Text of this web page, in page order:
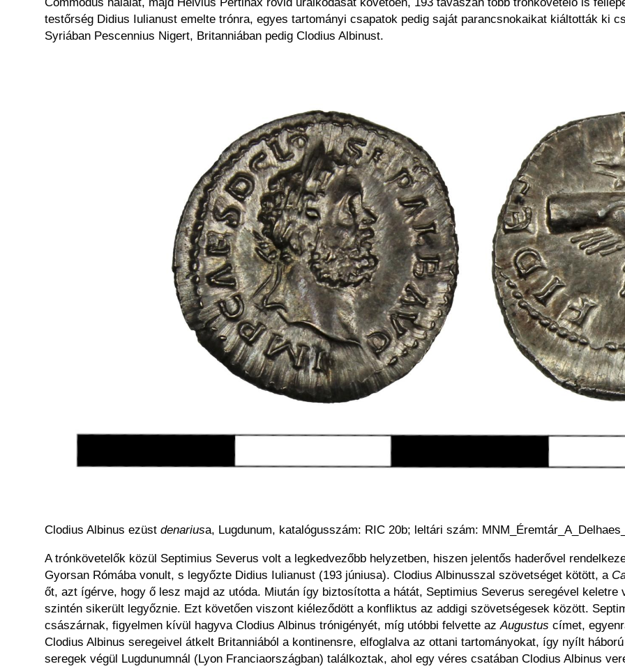
testőrség Didius Iulianust emelte trónra, egyes tartományi csapatok pedig saját parancsnokaikat kiáltották ki
Syriában Pescennius Nigert, Britanniában pedig Clodius Albinust.
Clodius Albinus ezüst denariusa, Lugdunum, katalógusszám: RIC 20b; leltári szám:
A trónkövetelők közül Septimius Severus volt a legkedvezőbb helyzetben, hiszen jelentős haderővel
Gyorsan Rómába vonult, s legyőzte Didius Iulianust (193 júniusa). Clodius Albinusszal szövetséget kötött, a
őt, azt ígérve, hogy ő lesz majd az utóda. Miután így biztosította a hátát, Septimius Severus seregével
szintén sikerült legyőznie. Ezt követően viszont kiéleződött a konfliktus az addigi szövetségesek között.
császárnak, figyelmen kívül hagyva Clodius Albinus trónigényét, míg utóbbi felvette azAugustus címet,
Clodius Albinus seregeivel átkelt Britanniából a kontinensre, elfoglalva az ottani tartományokat, így nyílt
seregek végül Lugdunumnál (Lyon Franciaországban) találkoztak, ahol egy véres csatában Clodius Albinus